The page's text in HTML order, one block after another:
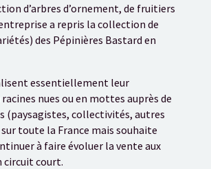
d’arbres d’ornement, de fruitiers
a repris la collection de
des Pépinières Bastard en
essentiellement leur
nues ou en mottes auprès de
(paysagistes, collectivités, autres
toute la France mais souhaite
à faire évoluer la vente aux
circuit court.